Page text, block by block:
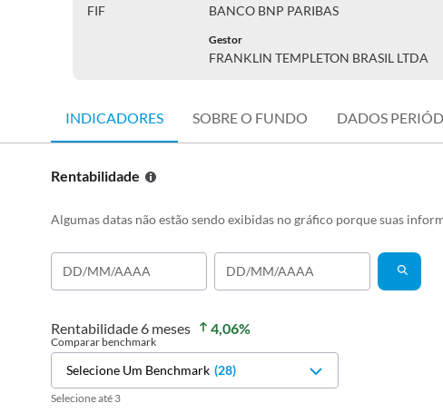
FIF BANCO BNP PARIBAS
Gestor
FRANKLIN TEMPLETON BRASIL LTDA
INDICADORES SOBRE O FUNDO DADOS
Rentabilidade
Algumas datas não estão sendo exibidas no gráfico porque suas
Rentabilidade 6 meses 4,06%
Comparar benchmark
Selecione Um Benchmark (28)
Selecione até 3